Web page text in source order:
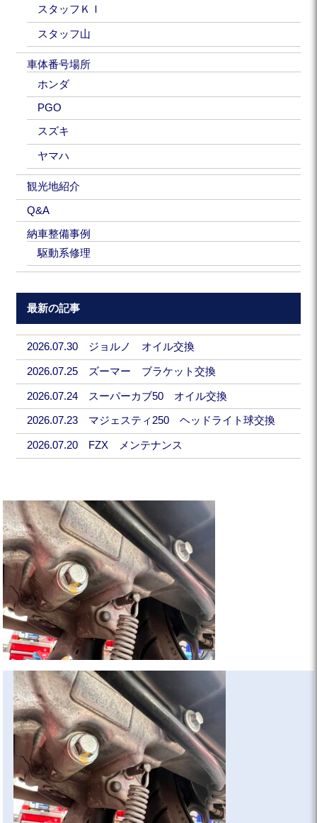
スタッフＫＩ
スタッフ山
車体番号場所
ホンダ
PGO
スズキ
ヤマハ
観光地紹介
Q&A
納車整備事例
駆動系修理
最新の記事
2026.07.30 ジョルノ オイル交換
2026.07.25 ズーマー ブラケット交換
2026.07.24 スーパーカブ50 オイル交換
2026.07.23 マジェスティ250 ヘッドライト球交換
2026.07.20 FZX メンテナンス